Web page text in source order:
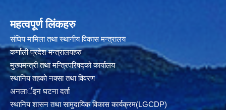
महत्वपूर्ण लिंकहरु
संघिय मामिला तथा स्थानीय विकास मन्त्रालय
कर्णाली प्रदेश मन्त्रालयहरु
मुख्यमन्त्री तथा मन्त्रिपरिषद्को कार्यालय
स्थानिय तहकाे नक्सा तथा विवरण
अनलार्इन घटना दर्ता
स्थानिय शासन तथा सामुदायिक विकास कार्यक्रम(LGCDP)